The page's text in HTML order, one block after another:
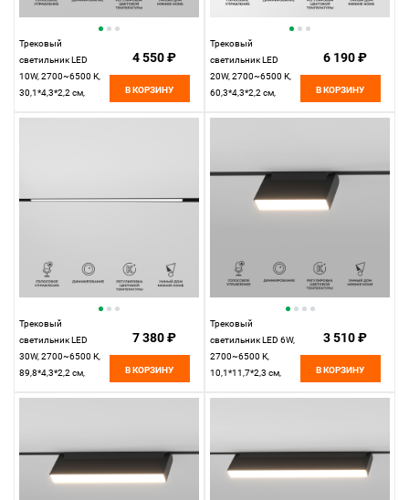
Трековый
светильник LED
10W, 2700~6500 К,
30,1*4,3*2,2 см,
4 550 ₽
В КОРЗИНУ
Трековый
светильник LED
20W, 2700~6500 К,
60,3*4,3*2,2 см,
6 190 ₽
В КОРЗИНУ
Трековый
светильник LED
30W, 2700~6500 К,
89,8*4,3*2,2 см,
7 380 ₽
В КОРЗИНУ
Трековый
светильник LED 6W,
2700~6500 К,
10,1*11,7*2,3 см,
3 510 ₽
В КОРЗИНУ